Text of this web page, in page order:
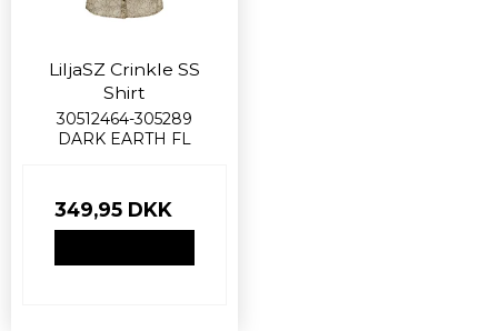
LiljaSZ Crinkle SS
Shirt
30512464-305289
DARK EARTH FL
349,95 DKK